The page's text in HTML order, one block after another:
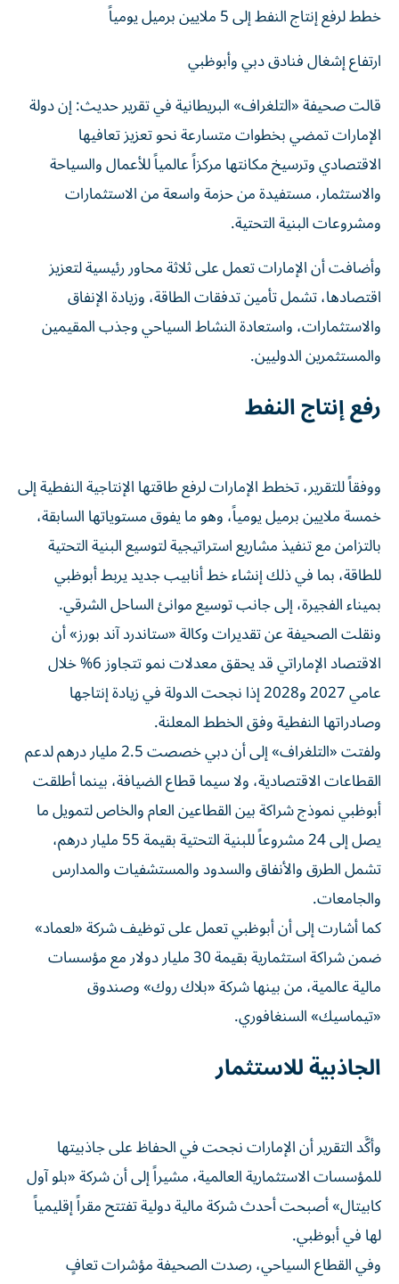
خطط لرفع إنتاج النفط إلى 5 ملايين برميل يومياً
ارتفاع إشغال فنادق دبي وأبوظبي
قالت صحيفة «التلغراف» البريطانية في تقرير حديث: إن دولة
الإمارات تمضي بخطوات متسارعة نحو تعزيز تعافيها
الاقتصادي وترسيخ مكانتها مركزاً عالمياً للأعمال والسياحة
والاستثمار، مستفيدة من حزمة واسعة من الاستثمارات
ومشروعات البنية التحتية.
وأضافت أن الإمارات تعمل على ثلاثة محاور رئيسية لتعزيز
اقتصادها، تشمل تأمين تدفقات الطاقة، وزيادة الإنفاق
والاستثمارات، واستعادة النشاط السياحي وجذب المقيمين
والمستثمرين الدوليين.
رفع إنتاج النفط
ووفقاً للتقرير، تخطط الإمارات لرفع طاقتها الإنتاجية النفطية إلى
خمسة ملايين برميل يومياً، وهو ما يفوق مستوياتها السابقة،
بالتزامن مع تنفيذ مشاريع استراتيجية لتوسيع البنية التحتية
للطاقة، بما في ذلك إنشاء خط أنابيب جديد يربط أبوظبي
بميناء الفجيرة، إلى جانب توسيع موانئ الساحل الشرقي.
ونقلت الصحيفة عن تقديرات وكالة «ستاندرد آند بورز» أن
الاقتصاد الإماراتي قد يحقق معدلات نمو تتجاوز 6% خلال
عامي 2027 و2028 إذا نجحت الدولة في زيادة إنتاجها
وصادراتها النفطية وفق الخطط المعلنة.
ولفتت «التلغراف» إلى أن دبي خصصت 2.5 مليار درهم لدعم
القطاعات الاقتصادية، ولا سيما قطاع الضيافة، بينما أطلقت
أبوظبي نموذج شراكة بين القطاعين العام والخاص لتمويل ما
يصل إلى 24 مشروعاً للبنية التحتية بقيمة 55 مليار درهم،
تشمل الطرق والأنفاق والسدود والمستشفيات والمدارس
والجامعات.
كما أشارت إلى أن أبوظبي تعمل على توظيف شركة «لعماد»
ضمن شراكة استثمارية بقيمة 30 مليار دولار مع مؤسسات
مالية عالمية، من بينها شركة «بلاك روك» وصندوق
«تيماسيك» السنغافوري.
الجاذبية للاستثمار
وأكَّد التقرير أن الإمارات نجحت في الحفاظ على جاذبيتها
للمؤسسات الاستثمارية العالمية، مشيراً إلى أن شركة «بلو آول
كابيتال» أصبحت أحدث شركة مالية دولية تفتتح مقراً إقليمياً
لها في أبوظبي.
وفي القطاع السياحي، رصدت الصحيفة مؤشرات تعافٍ